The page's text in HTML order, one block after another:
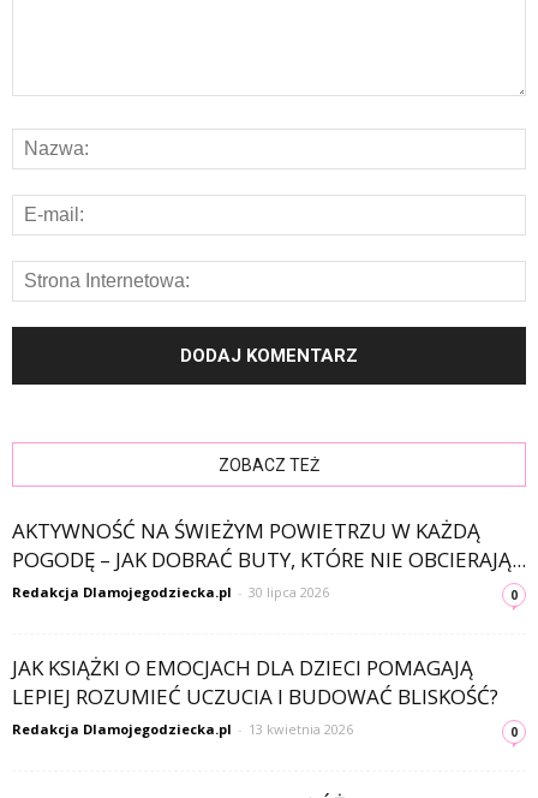
ZOBACZ TEŻ
AKTYWNOŚĆ NA ŚWIEŻYM POWIETRZU W KAŻDĄ
POGODĘ – JAK DOBRAĆ BUTY, KTÓRE NIE OBCIERAJĄ...
Redakcja Dlamojegodziecka.pl - 30 lipca 2026 0
JAK KSIĄŻKI O EMOCJACH DLA DZIECI POMAGAJĄ
LEPIEJ ROZUMIEĆ UCZUCIA I BUDOWAĆ BLISKOŚĆ?
Redakcja Dlamojegodziecka.pl - 13 kwietnia 2026 0